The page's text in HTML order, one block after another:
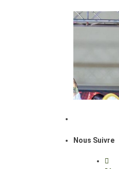
Nous Suivre